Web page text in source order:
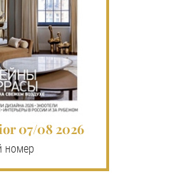
07/08 2026
номер